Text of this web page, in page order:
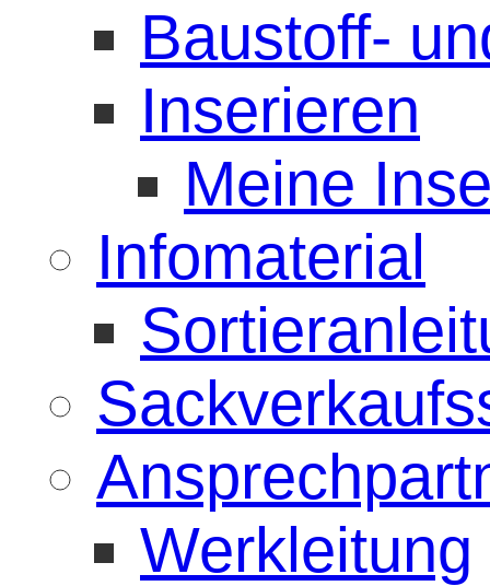
Baustoff-
Inserieren
Meine
Infomaterial
Werkleitung